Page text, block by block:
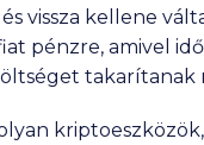
vissza kellene
pénzre, amivel
takarítanak